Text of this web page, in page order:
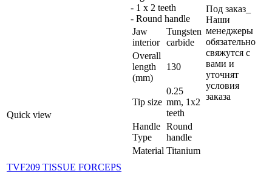
Quick view
- 1 x 2 teeth
- Round handle
Jaw
interior
Tungsten
carbide
Overall
length
(mm)
130
Tip size
0.25
mm, 1x2
teeth
Handle
Type
Round
handle
Material Titanium
Под заказ_
Наши
менеджеры
обязательно
свяжутся с
вами и
уточнят
условия
заказа
TVF209 TISSUE FORCEPS